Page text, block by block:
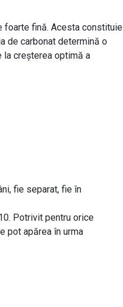
foarte fină. Acesta constituie
de carbonat determină o
creșterea optimă a
fie separat, fie în
Potrivit pentru orice
pot apărea în urma